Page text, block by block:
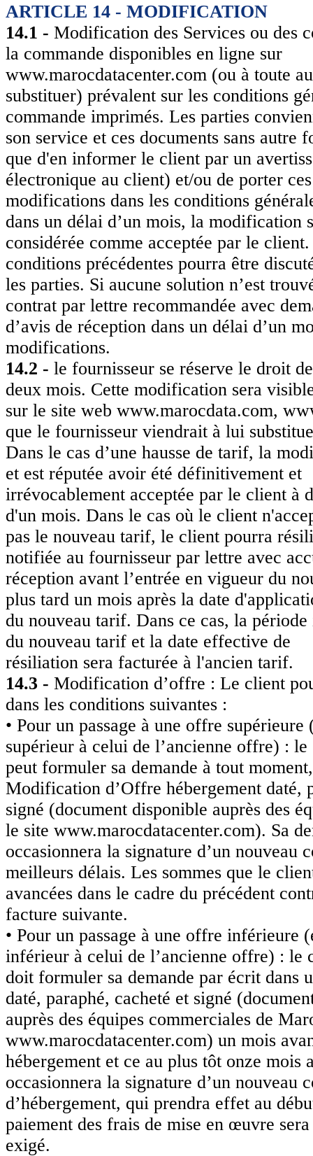
ARTICLE 14 - MODIFICATION
14.1 - Modification des Services ou des
la commande disponibles en ligne sur
www.marocdatacenter.com (ou à toute
substituer) prévalent sur les conditions
commande imprimés. Les parties
son service et ces documents sans autre
que d'en informer le client par un
électronique au client) et/ou de porter ces
modifications dans les conditions
dans un délai d’un mois, la modification
considérée comme acceptée par le
conditions précédentes pourra être
les parties. Si aucune solution n’est
contrat par lettre recommandée avec
d’avis de réception dans un délai d’un
modifications.
14.2 - le fournisseur se réserve le droit
deux mois. Cette modification sera
sur le site web www.marocdata.com,
que le fournisseur viendrait à lui
Dans le cas d’une hausse de tarif, la
et est réputée avoir été définitivement et
irrévocablement acceptée par le client à
d'un mois. Dans le cas où le client
pas le nouveau tarif, le client pourra
notifiée au fournisseur par lettre avec
réception avant l’entrée en vigueur du
plus tard un mois après la date
du nouveau tarif. Dans ce cas, la
du nouveau tarif et la date effective de
résiliation sera facturée à l'ancien tarif.
14.3 - Modification d’offre : Le client
dans les conditions suivantes :
• Pour un passage à une offre
supérieur à celui de l’ancienne offre) :
peut formuler sa demande à tout
Modification d’Offre hébergement daté,
signé (document disponible auprès des
le site www.marocdatacenter.com). Sa
occasionnera la signature d’un nouveau
meilleurs délais. Les sommes que le
avancées dans le cadre du précédent
facture suivante.
• Pour un passage à une offre inférieure
inférieur à celui de l’ancienne offre) : le
doit formuler sa demande par écrit dans
daté, paraphé, cacheté et signé
auprès des équipes commerciales de
www.marocdatacenter.com) un mois
hébergement et ce au plus tôt onze
occasionnera la signature d’un nouveau
d’hébergement, qui prendra effet au
paiement des frais de mise en œuvre
exigé.